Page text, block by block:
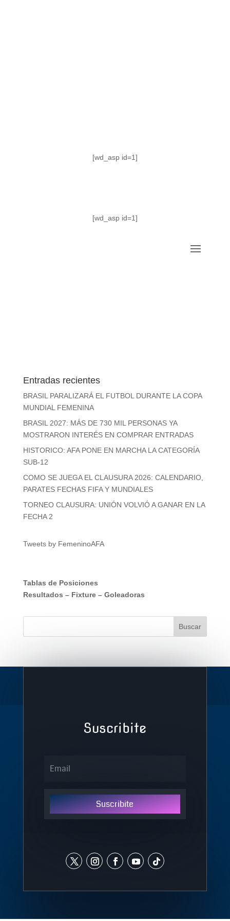
[wd_asp id=1]
[wd_asp id=1]
Entradas recientes
BRASIL PARALIZARÁ EL FUTBOL DURANTE LA COPA
MUNDIAL FEMENINA
BRASIL 2027: MÁS DE 730 MIL PERSONAS YA
MOSTRARON INTERÉS EN COMPRAR ENTRADAS
HISTORICO: AFA PONE EN MARCHA LA CATEGORÍA
SUB-12
COMO SE JUEGA EL CLAUSURA 2026: CALENDARIO,
PARATES FECHAS FIFA Y MUNDIALES
TORNEO CLAUSURA: UNIÓN VOLVIÓ A GANAR EN LA
FECHA 2
Tweets by FemeninoAFA
Tablas de Posiciones
Resultados – Fixture– Goleadoras
Suscribite
Suscribite